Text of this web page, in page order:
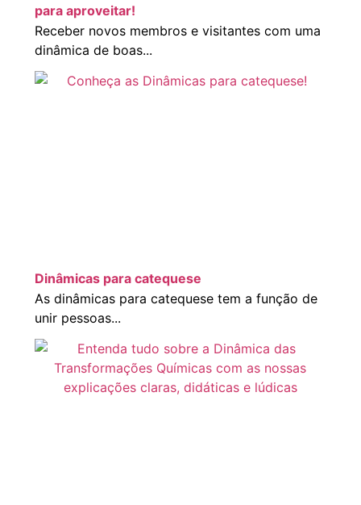
para aproveitar!
Receber novos membros e visitantes com uma
dinâmica de boas...
Dinâmicas para catequese
As dinâmicas para catequese tem a função de
unir pessoas...